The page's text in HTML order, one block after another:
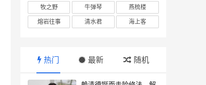
牧之野
牛弹琴
燕梳楼
熔岩往事
清水君 海上客
热门 最新 随机